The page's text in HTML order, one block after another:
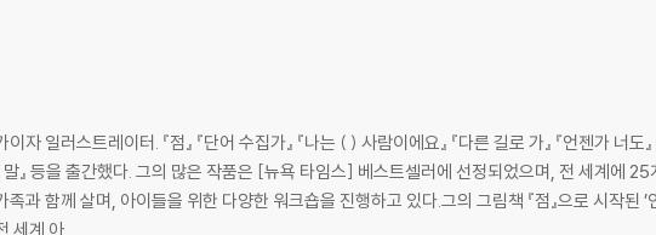
일러스트레이터. 『점』 『단어 수집가』 『나는 ( ) 사람이에요』 『다른 길로 가』 『언젠가 너도』
말』 등을 출간했다. 그의 많은 작품은 [뉴욕 타임스] 베스트셀러에 선정되었으며, 전 세계에
세계 아